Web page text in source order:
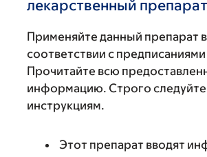
лекарственный
Применяйте данный препарат в
соответствии с предписаниями
Прочитайте всю
информацию. Строго следуйте
инструкциям.
Этот препарат вводят